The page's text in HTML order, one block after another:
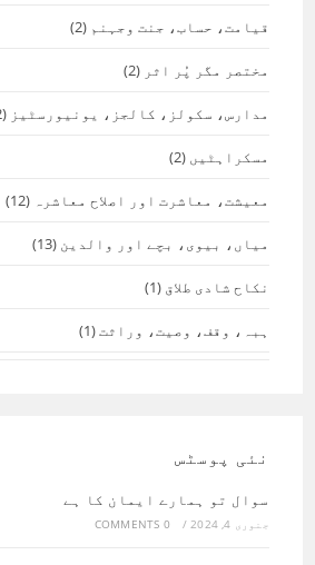
قیامت، حساب، جنت وجہنم (2)
مختصر مگر پُر اثر (2)
مدارس، سکولز، کالجز، یونیورسٹیز (2)
مسکراہٹیں (2)
معیشت، معاشرت اور اصلاح معاشرہ (12)
میاں، بیوی، بچے اور والدین (13)
نکاح شادی طلاق (1)
ہبہ، وقف، وصیت، وراثت(1)
نئی پوسٹس
سوال تو ہمارے ایمان کا ہے
جنوری 4, 2024 /
0 COMMENTS